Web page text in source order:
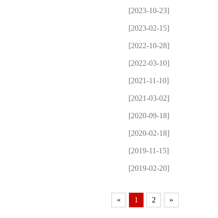
[2023-10-23]
[2023-02-15]
[2022-10-28]
[2022-03-10]
[2021-11-10]
[2021-03-02]
[2020-09-18]
[2020-02-18]
[2019-11-15]
[2019-02-20]
« 1 2 »